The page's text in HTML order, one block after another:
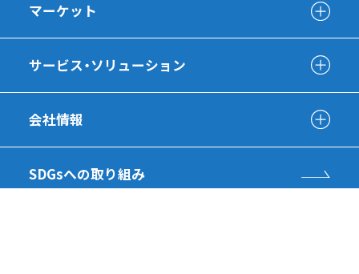
マーケット
サービス・ソリューション
会社情報
SDGsへの取り組み